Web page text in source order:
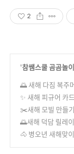
2
'참쌤스쿨 곰곰놀
🌅 새해 다짐 복주
✨ 새해 피규어 카
✂️새해 모빌 만들기
🌅새해 덕담 릴레이
🐴 병오년 새해맞